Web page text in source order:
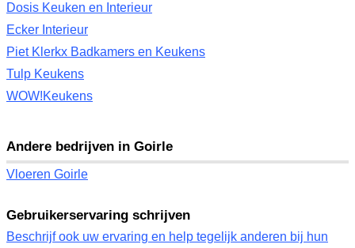
Dosis Keuken en Interieur
Ecker Interieur
Piet Klerkx Badkamers en Keukens
Tulp Keukens
WOW!Keukens
Andere bedrijven in Goirle
Vloeren Goirle
Gebruikerservaring schrijven
Beschrijf ook uw ervaring en help tegelijk anderen bij hun